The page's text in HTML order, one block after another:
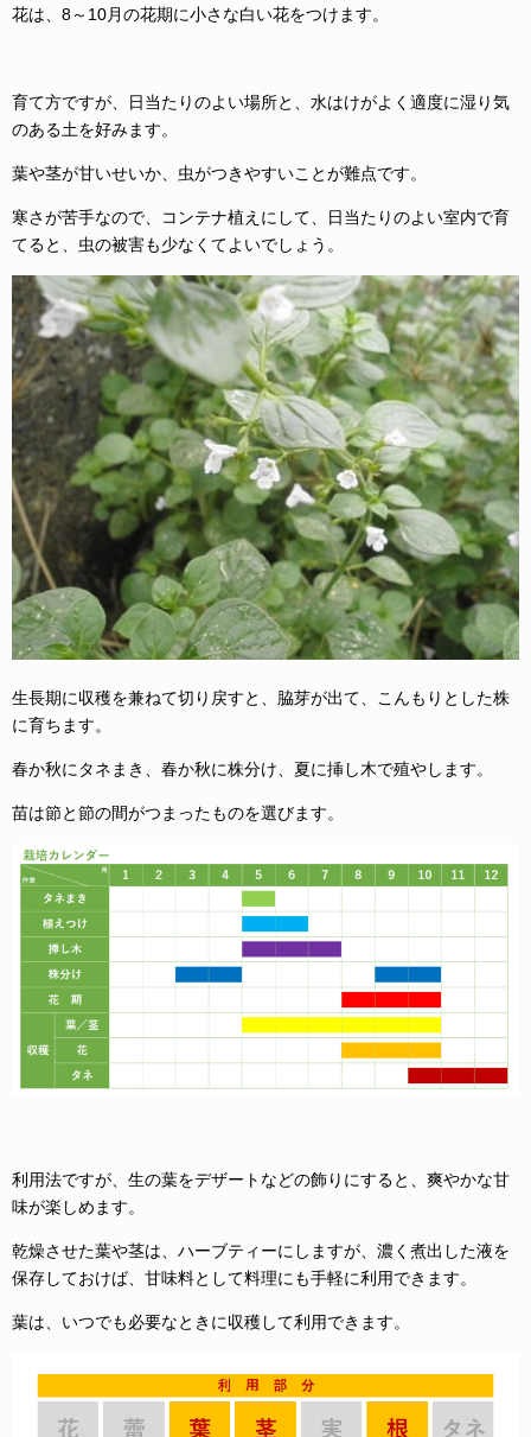
花は、8～10月の花期に小さな白い花をつけます。
育て方ですが、日当たりのよい場所と、水はけがよく適度に湿り気
のある土を好みます。
葉や茎が甘いせいか、虫がつきやすいことが難点です。
寒さが苦手なので、コンテナ植えにして、日当たりのよい室内で育
てると、虫の被害も少なくてよいでしょう。
生長期に収穫を兼ねて切り戻すと、脇芽が出て、こんもりとした株
に育ちます。
春か秋にタネまき、春か秋に株分け、夏に挿し木で殖やします。
苗は節と節の間がつまったものを選びます。
利用法ですが、生の葉をデザートなどの飾りにすると、爽やかな甘
味が楽しめます。
乾燥させた葉や茎は、ハーブティーにしますが、濃く煮出した液を
保存しておけば、甘味料として料理にも手軽に利用できます。
葉は、いつでも必要なときに収穫して利用できます。